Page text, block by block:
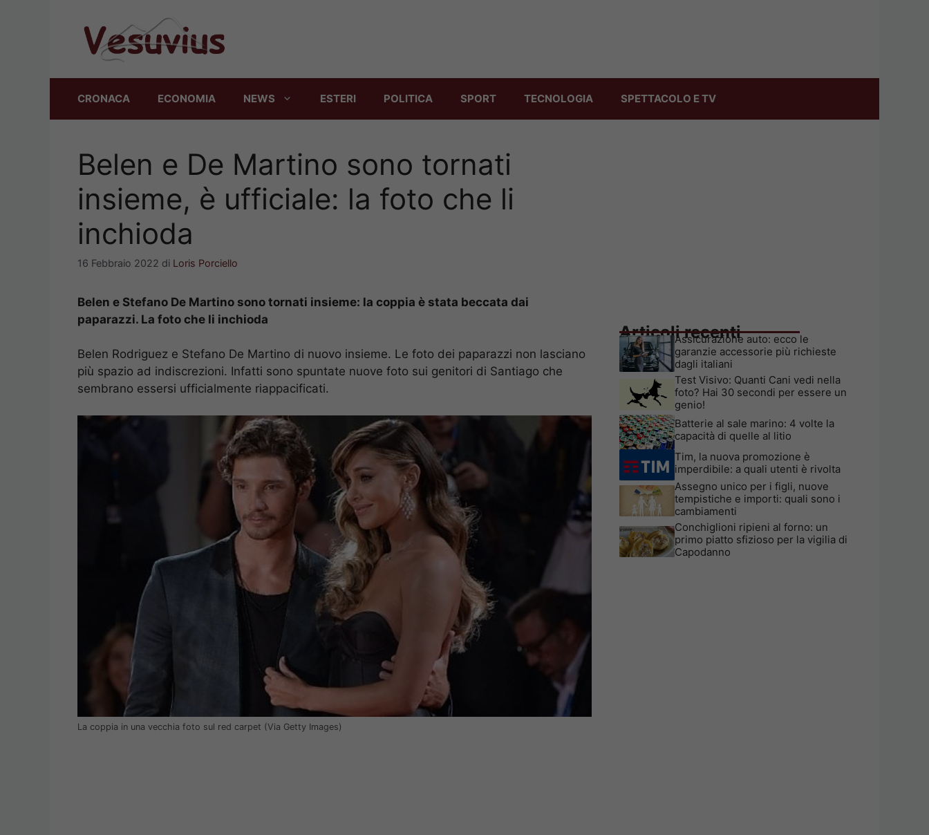
CRONACA ECONOMIA NEWS ESTERI POLITICA SPORT TECNOLOGIA SPETTACOLO E TV
Belen e De Martino sono tornati
insieme, è ufficiale: la foto che li
inchioda
16 Febbraio 2022 di Loris Porciello
Belen e Stefano De Martino sono tornati insieme: la coppia è stata beccata dai
paparazzi. La foto che li inchioda
Belen Rodriguez e Stefano De Martino di nuovo insieme. Le foto dei paparazzi non lasciano
più spazio ad indiscrezioni. Infatti sono spuntate nuove foto sui genitori di Santiago che
sembrano essersi ufficialmente riappacificati.
La coppia in una vecchia foto sul red carpet (Via Getty Images)
Articoli recenti
Assicurazione auto: ecco le
garanzie accessorie più richieste
dagli italiani
Test Visivo: Quanti Cani vedi nella
foto? Hai 30 secondi per essere un
genio!
Batterie al sale marino: 4 volte la
capacità di quelle al litio
Tim, la nuova promozione è
imperdibile: a quali utenti è rivolta
Assegno unico per i figli, nuove
tempistiche e importi: quali sono i
cambiamenti
Conchiglioni ripieni al forno: un
primo piatto sfizioso per la vigilia di
Capodanno